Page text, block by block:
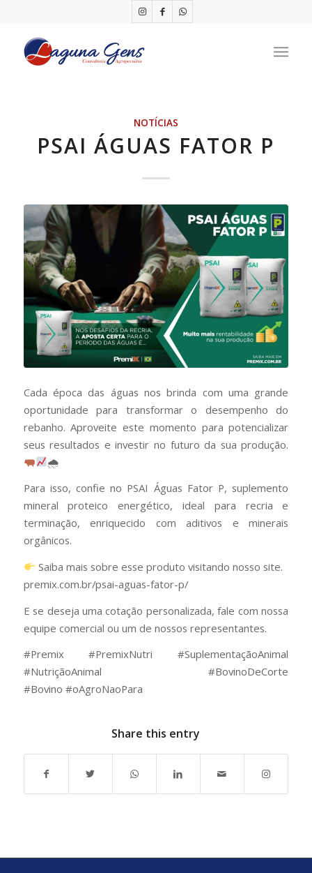
NOTÍCIAS
PSAI ÁGUAS FATOR P
Cada época das águas nos brinda com uma grande
oportunidade para transformar o desempenho do
rebanho. Aproveite este momento para potencializar
seus resultados e investir no futuro da sua produção.
🌧
Para isso, confie no PSAI Águas Fator P, suplemento
mineral proteico energético, ideal para recria e
terminação, enriquecido com aditivos e minerais
orgânicos.
Saiba mais sobre esse produto visitando nosso site.
premix.com.br/psai-aguas-fator-p/
E se deseja uma cotação personalizada, fale com nossa
equipe comercial ou um de nossos representantes.
#Premix #PremixNutri #SuplementaçãoAnimal
#NutriçãoAnimal #BovinoDeCorte
#Bovino #oAgroNaoPara
Share this entry